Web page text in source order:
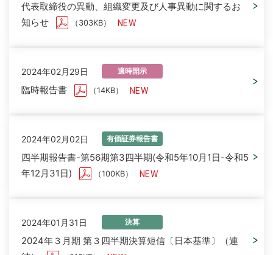
代表取締役の異動、組織変更及び人事異動に関するお
知らせ
（303KB）
2024年02月29日 適時開示
臨時報告書 （14KB）
2024年02月02日 有価証券報告書
四半期報告書-第56期第3四半期(令和5年10月1日-令和5
年12月31日)
（100KB）
2024年01月31日 決算
2024年３月期 第３四半期決算短信〔日本基準〕（連